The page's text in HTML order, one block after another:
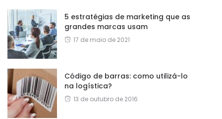
5 estratégias de marketing que as
grandes marcas usam
17 de maio de 2021
Código de barras: como utilizá-lo
na logística?
13 de outubro de 2016